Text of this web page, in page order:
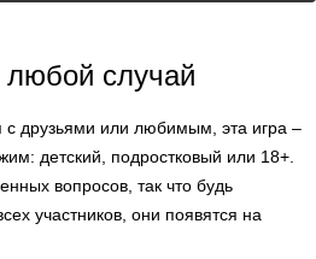
любой случай
с друзьями или любимым, эта игра –
детский, подростковый или 18+.
вопросов, так что будь
участников, они появятся на